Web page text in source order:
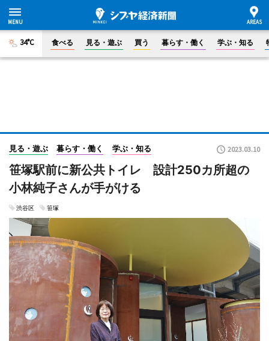
34°C 食べる 見る・遊ぶ 買う 暮らす・働く 学ぶ・知る
見る・遊ぶ 暮らす・働く 学ぶ・知る 2023.03.10
笹塚駅前に新公共トイレ 設計250カ所超の
小林純子さんが手がける
渋谷区 笹塚